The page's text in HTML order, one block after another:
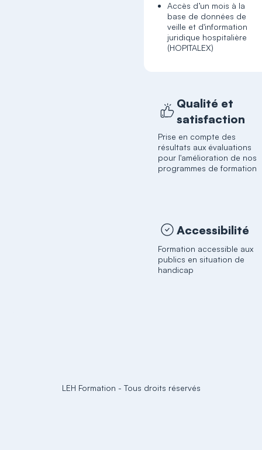
Accès d’un mois à la
base de données de
veille et d'information
juridique hospitalière
(HOPITALEX)
Qualité et
satisfaction
Prise en compte des
résultats aux évaluations
pour l'amélioration de nos
programmes de formation
Accessibilité
Formation accessible aux
publics en situation de
handicap
LEH Formation - Tous droits réservés